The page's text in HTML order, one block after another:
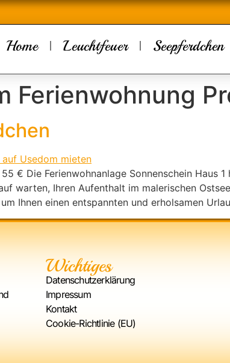
Home Leuchtfeuer Seepferdchen
Ferienwohnung
€ Die Ferienwohnanlage Sonnenschein Haus
warten, Ihren Aufenthalt im malerischen
Ihnen einen entspannten und erholsamen
Wichtiges
Datenschutzerklärung
Impressum
Kontakt
Cookie-Richtlinie (EU)